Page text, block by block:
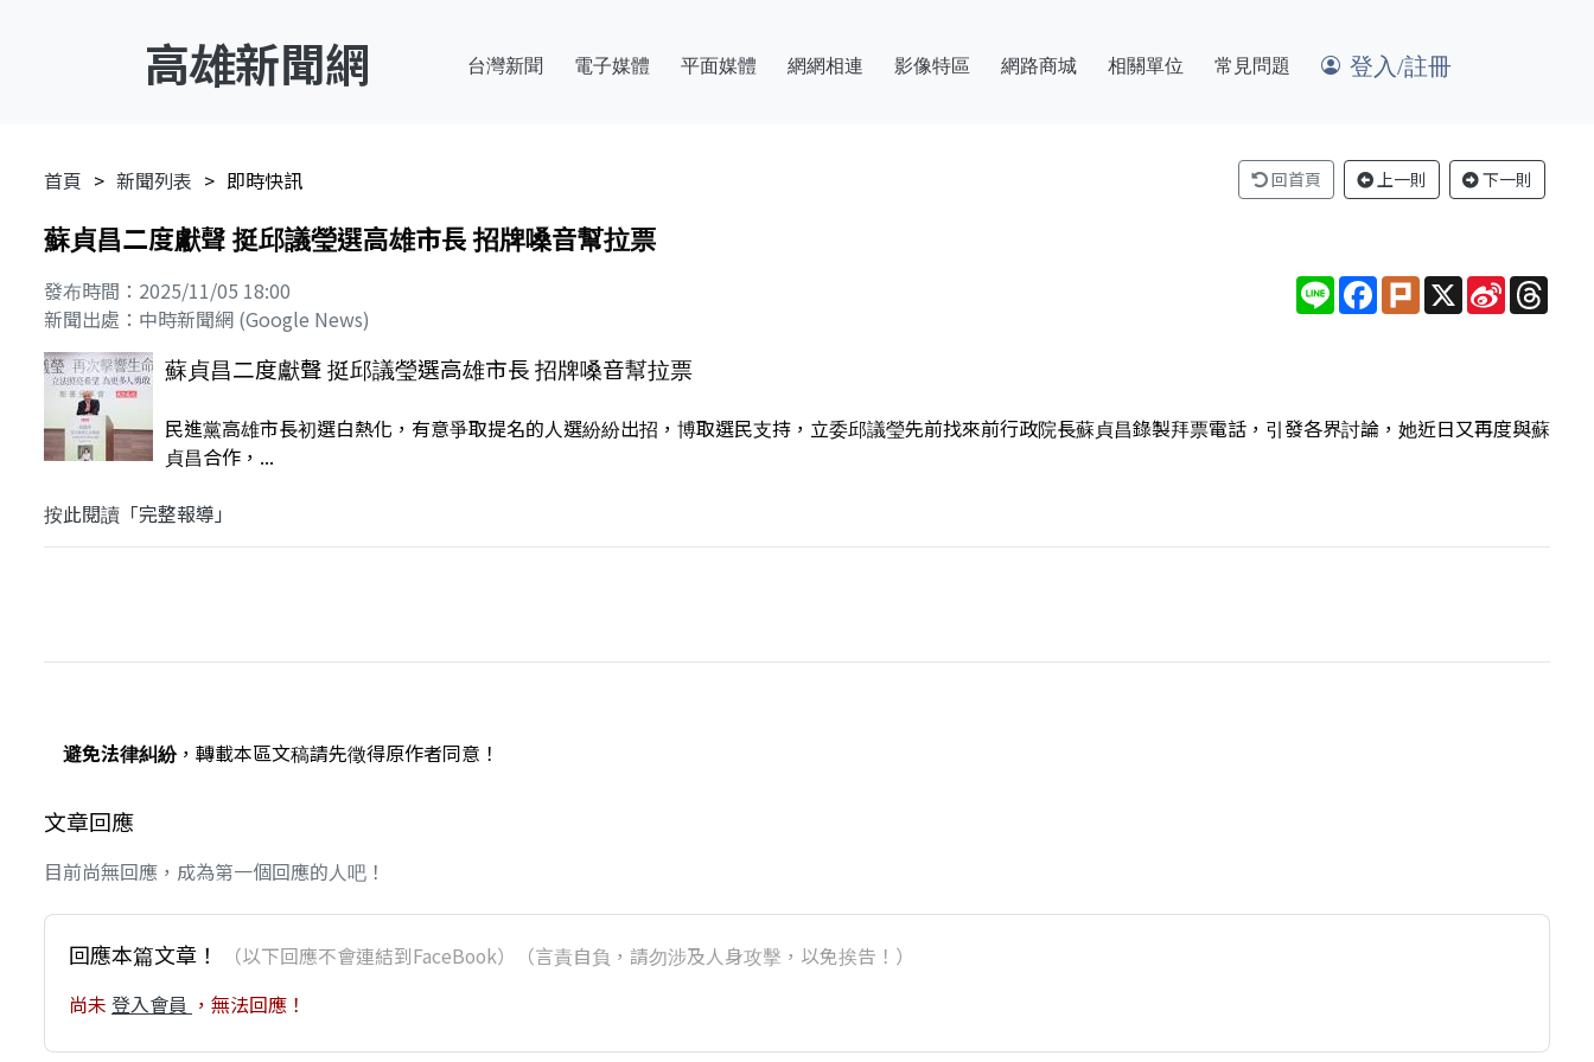
高雄新聞網 台灣新聞 電子媒體 平面媒體 網網相連 影像特區 網路商城 相關單位 常見問題 登入/註冊
首頁 新聞列表 即時快訊 回首頁 上一則 下一則
蘇貞昌二度獻聲 挺邱議瑩選高雄市長 招牌嗓音幫拉票
發布時間：2025/11/05 18:00
新聞出處：中時新聞網 (Google News)
Line Facebook
PlurkX Sina
Weibo
蘇貞昌二度獻聲 挺邱議瑩選高雄市長 招牌嗓音幫拉票
民進黨高雄市長初選白熱化，有意爭取提名的人選紛紛出招，博取選民支持，立委邱議瑩先前找來前行政院長蘇貞昌錄製拜票電話，引發各界討論，她近日又再度與蘇
貞昌合作，...
按此閱讀「完整報導」
避免法律糾紛，轉載本區文稿請先徵得原作者同意！
文章回應
目前尚無回應，成為第一個回應的人吧！
回應本篇文章！ （以下回應不會連結到FaceBook）（言責自負，請勿涉及人身攻擊，以免挨告！）
尚未 登入會員 ，無法回應！